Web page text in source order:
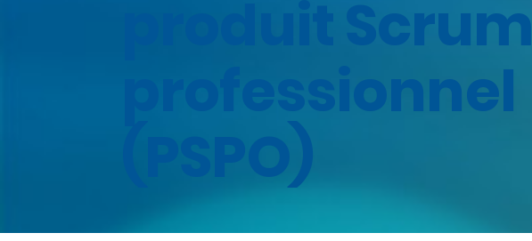
produit Scrum
professionnel
(PSPO)